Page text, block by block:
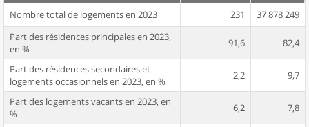
Nombre total de logements en 2023 231
37 878 249
Part des résidences principales en 2023,
en %
91,6 82,4
Part des résidences secondaires et
logements occasionnels en 2023, en %
2,2 9,7
Part des logements vacants en 2023, en
%
6,2 7,8